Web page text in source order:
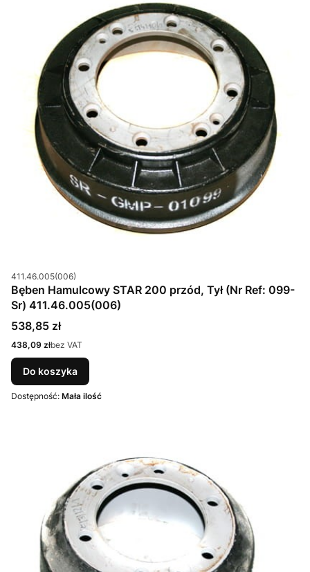
Kod produktu
411.46.005(006)
Bęben Hamulcowy STAR 200 przód, Tył (Nr Ref: 099-
Sr) 411.46.005(006)
Cena
538,85 zł
Cena
438,09 złbez VAT
Do koszyka
Dostępność: Mała ilość